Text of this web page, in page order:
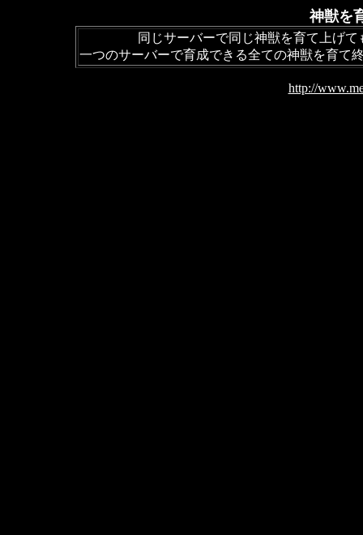
神獣を
同じサーバーで同じ神獣を育て上げ
一つのサーバーで育成できる全ての神獣を育て
http://